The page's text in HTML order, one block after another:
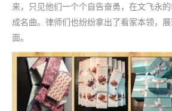
来，只见他们一个个自告奋勇，在文飞永
成名曲。律师们也纷纷拿出了看家本领，
面。